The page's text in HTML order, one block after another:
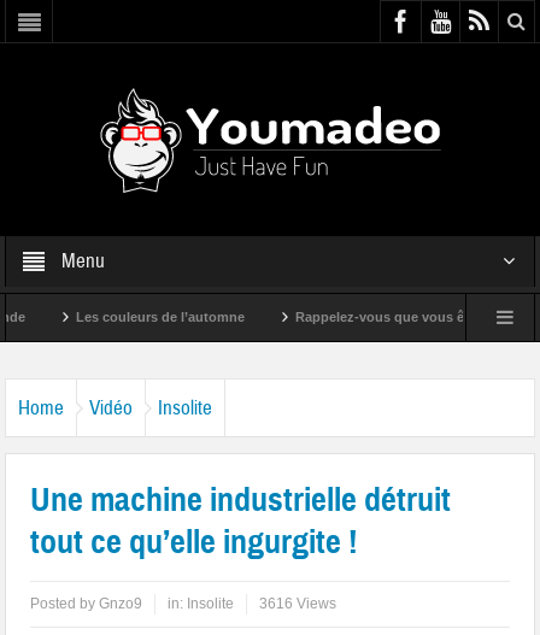
Menu
Les couleurs de l’automne Rappelez-vous que vous êtes super !
Home Vidéo Insolite
Une machine industrielle détruit
tout ce qu’elle ingurgite !
Posted byGnzo9 in: Insolite 3616 Views